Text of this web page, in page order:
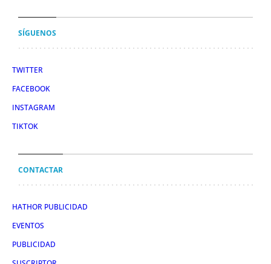
SÍGUENOS
TWITTER
FACEBOOK
INSTAGRAM
TIKTOK
CONTACTAR
HATHOR PUBLICIDAD
EVENTOS
PUBLICIDAD